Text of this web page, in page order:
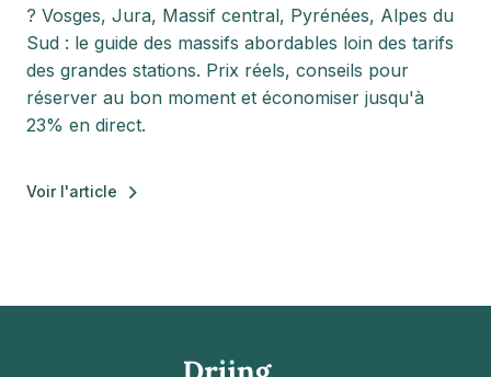
? Vosges, Jura, Massif central, Pyrénées, Alpes du
Sud : le guide des massifs abordables loin des tarifs
des grandes stations. Prix réels, conseils pour
réserver au bon moment et économiser jusqu'à
23% en direct.
Voir l'article